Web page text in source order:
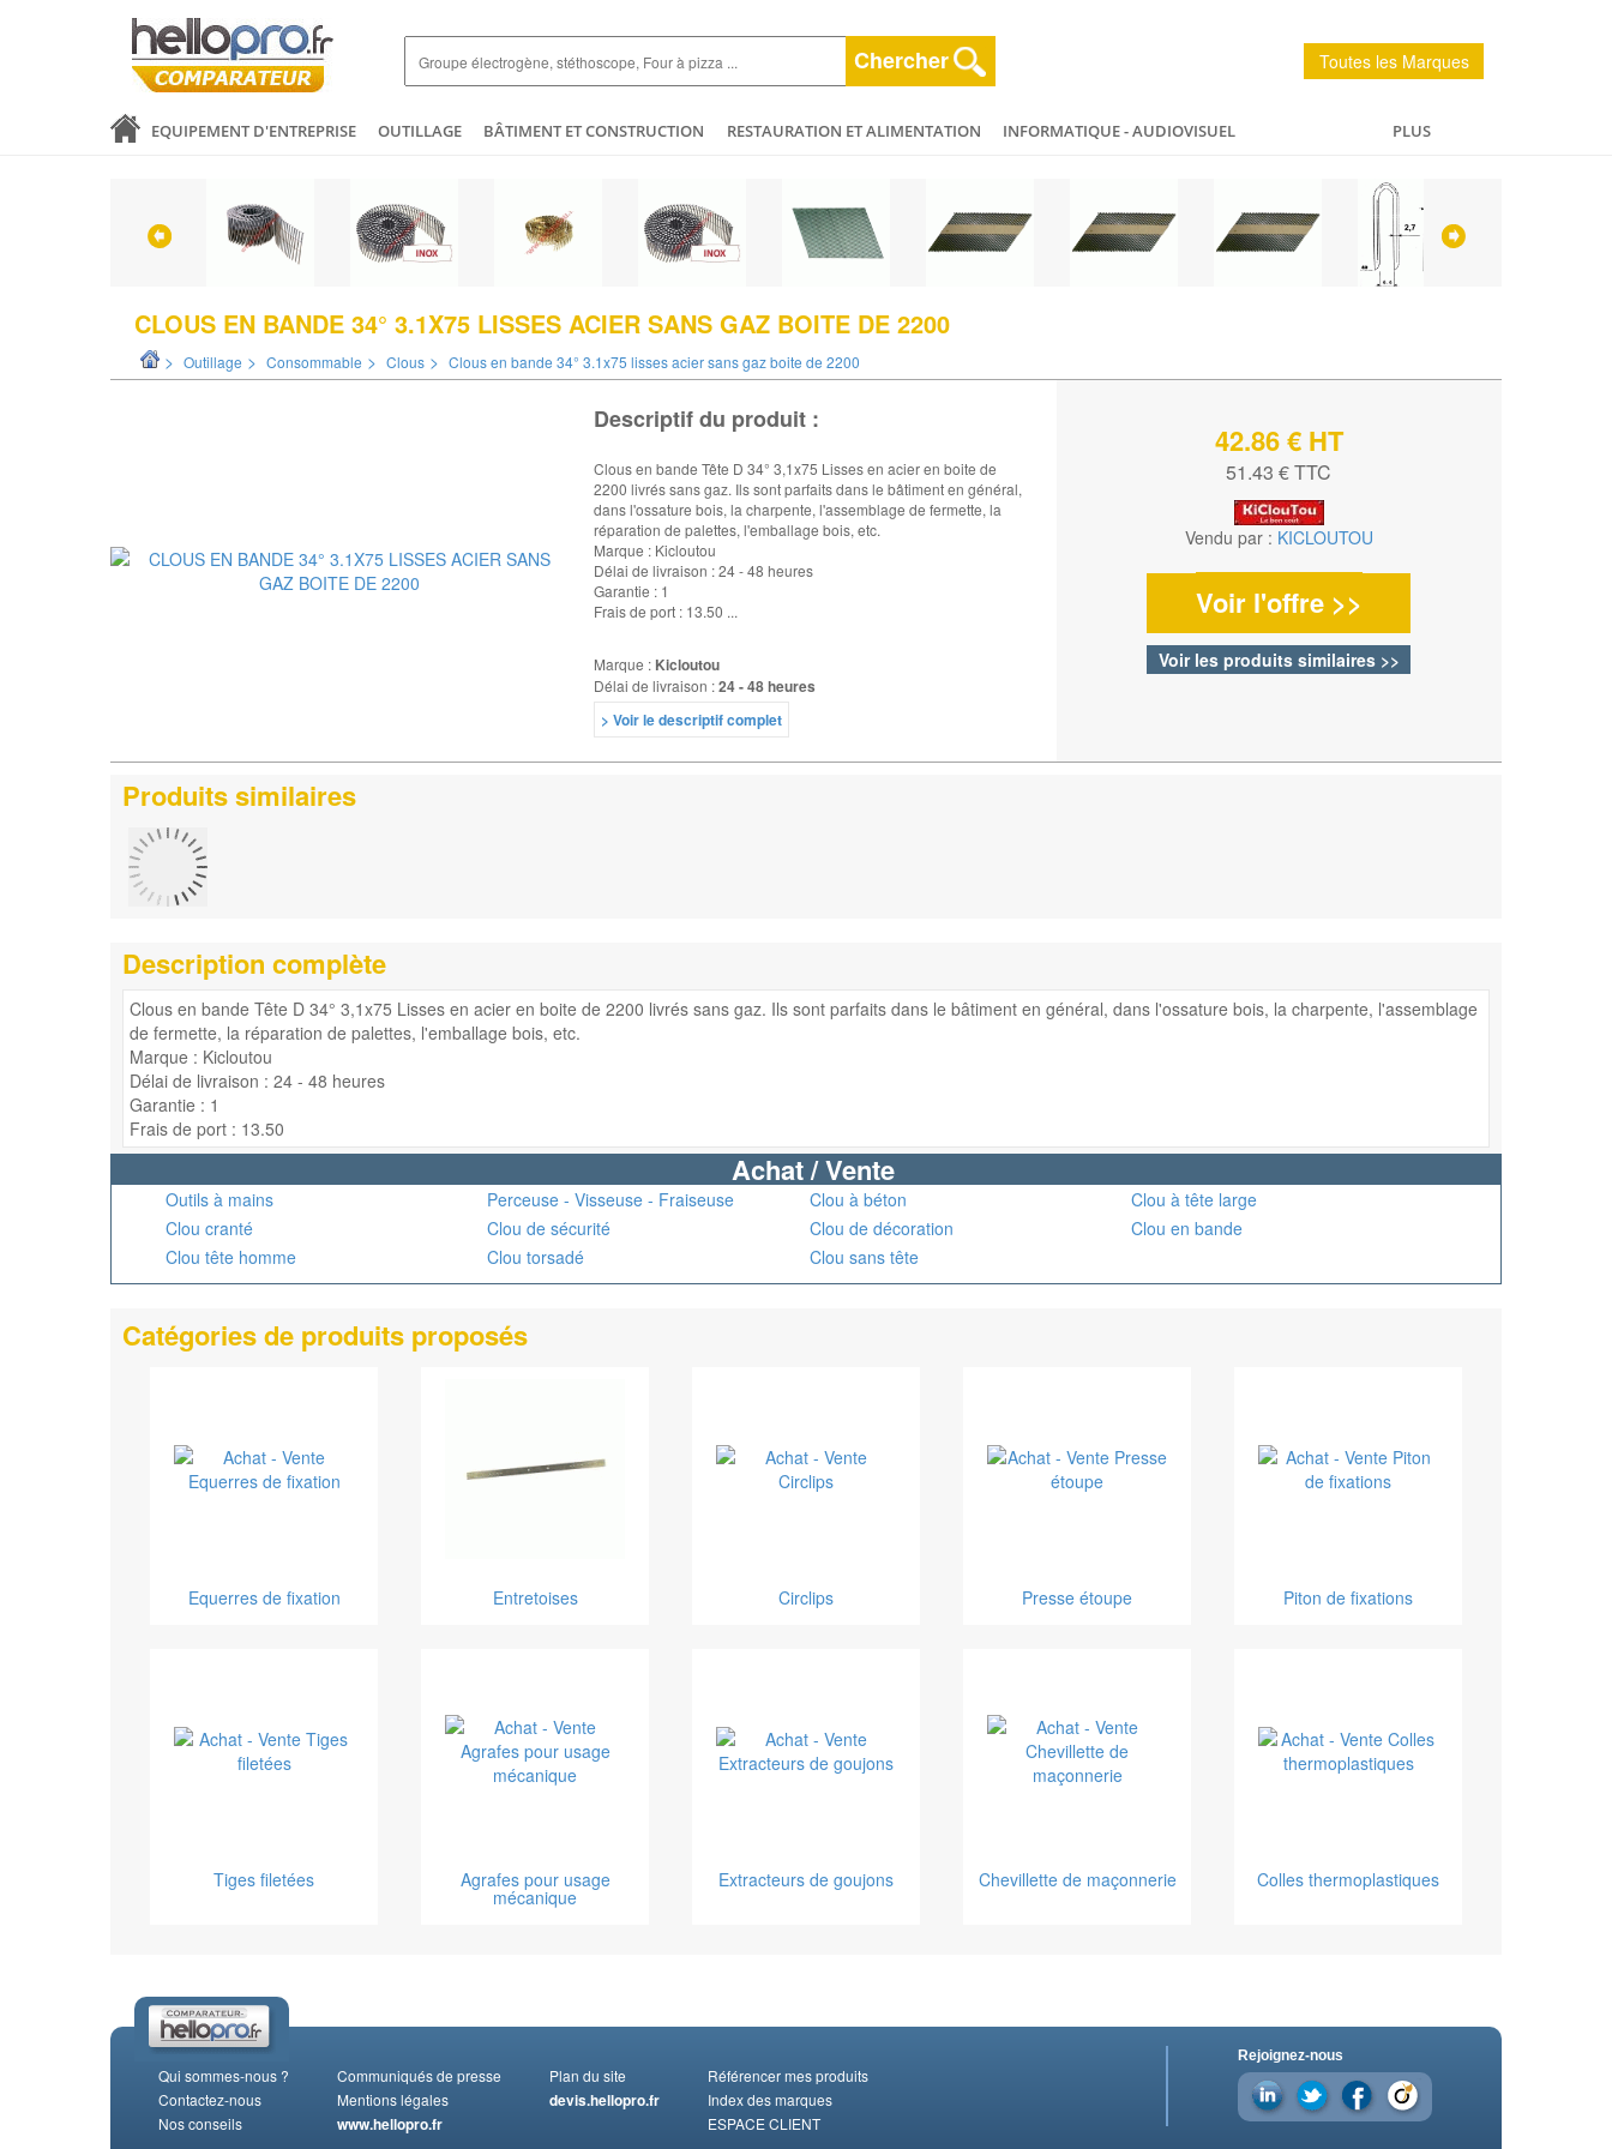
Chercher Toutes les Marques
EQUIPEMENT D'ENTREPRISE OUTILLAGE BÂTIMENT ET CONSTRUCTION RESTAURATION ET ALIMENTATION
INFORMATIQUE - AUDIOVISUEL
LOGISTIQUE ET EMBALLAGE
ELECTRICITÉ MODE ET BEAUTÉ MÉCANIQUE ET VÉHICULES PLOMBERIE - CHAUFFAGERIE SPORTS ET LOISIRS
PLUS
CLOUS EN BANDE 34° 3.1X75 LISSES ACIER SANS GAZ BOITE DE 2200
> Outillage > Consommable > Clous > Clous en bande 34° 3.1x75 lisses acier sans gaz boite de 2200
Descriptif du produit :
Clous en bande Tête D 34° 3,1x75 Lisses en acier en boite de
2200 livrés sans gaz. Ils sont parfaits dans le bâtiment en général,
dans l'ossature bois, la charpente, l'assemblage de fermette, la
réparation de palettes, l'emballage bois, etc.
Marque : Kicloutou
Délai de livraison : 24 - 48 heures
Garantie : 1
Frais de port : 13.50 ...
Marque : Kicloutou
Délai de livraison :24 - 48 heures
> Voir le descriptif complet
42.86 € HT
51.43 € TTC
Vendu par : KICLOUTOU
Voir l'offre >>
Voir les produits similaires >>
Produits similaires
Description complète
Clous en bande Tête D 34° 3,1x75 Lisses en acier en boite de 2200 livrés sans gaz. Ils sont parfaits dans le bâtiment en général, dans l'ossature bois, la charpente, l'assemblage
de fermette, la réparation de palettes, l'emballage bois, etc.
Marque : Kicloutou
Délai de livraison : 24 - 48 heures
Garantie : 1
Frais de port : 13.50
Achat / Vente
Outils à mains Perceuse - Visseuse - Fraiseuse Clou à béton
Clou à tête large
Clou cranté
Clou de sécurité Clou de décoration
Clou en bande
Clou tête homme
Clou torsadé Clou sans tête
Catégories de produits proposés
Equerres de fixation Entretoises Circlips Presse étoupe Piton de fixations
Tiges filetées Agrafes pour usage
mécanique
Extracteurs de goujons Chevillette de maçonnerie Colles thermoplastiques
Qui sommes-nous ?
Contactez-nous
Nos conseils
Communiqués de presse
Mentions légales
www.hellopro.fr
Plan du site
devis.hellopro.fr
Référencer mes produits
Index des marques
ESPACE CLIENT
Rejoignez-nous